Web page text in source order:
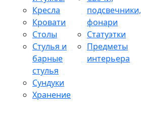
Кресла
Кровати
Столы
Стулья и
барные
стулья
Сундуки
Хранение
подсвечники,
фонари
Статуэтки
Предметы
интерьера